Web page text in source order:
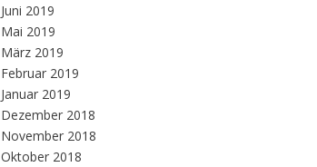
Juni 2019
Mai 2019
März 2019
Februar 2019
Januar 2019
Dezember 2018
November 2018
Oktober 2018